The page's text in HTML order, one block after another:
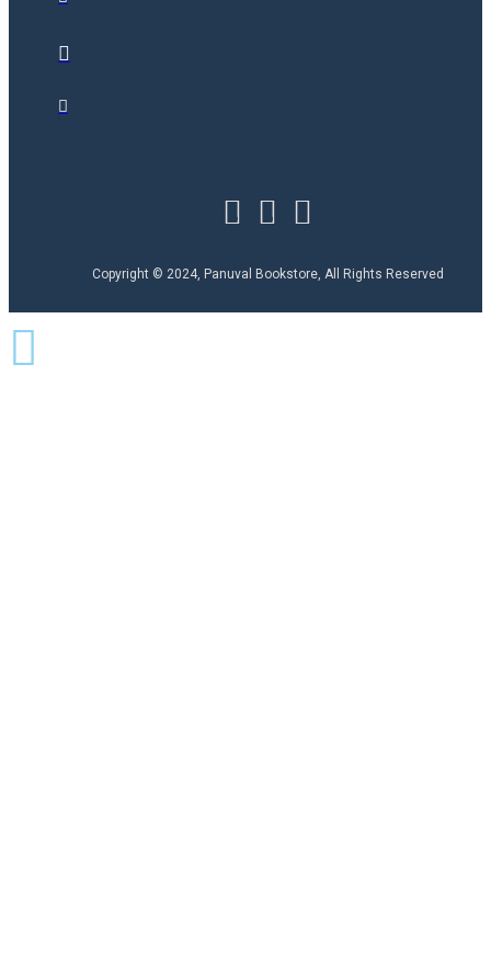
Copyright © 2024, Panuval Bookstore, All Rights Reserved